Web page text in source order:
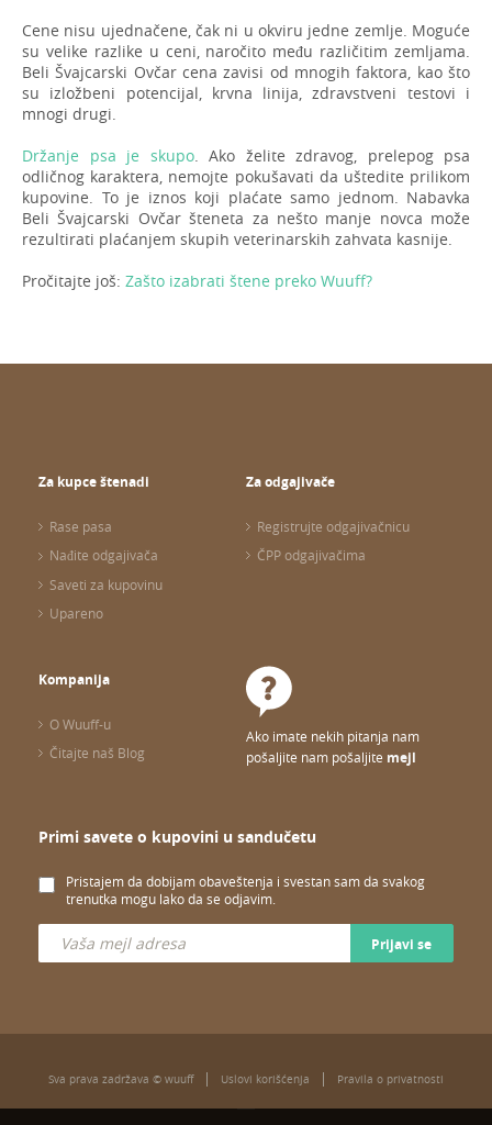
Cene nisu ujednačene, čak ni u okviru jedne zemlje. Moguće
su velike razlike u ceni, naročito među različitim zemljama.
Beli Švajcarski Ovčar cena zavisi od mnogih faktora, kao što
su izložbeni potencijal, krvna linija, zdravstveni testovi i
mnogi drugi.
Držanje psa je skupo. Ako želite zdravog, prelepog psa
odličnog karaktera, nemojte pokušavati da uštedite prilikom
kupovine. To je iznos koji plaćate samo jednom. Nabavka
Beli Švajcarski Ovčar šteneta za nešto manje novca može
rezultirati plaćanjem skupih veterinarskih zahvata kasnije.
Pročitajte još: Zašto izabrati štene preko Wuuff?
Za kupce štenadi
Rase pasa
Nađite odgajivača
Saveti za kupovinu
Upareno
Za odgajivače
Registrujte odgajivačnicu
ČPP odgajivačima
Kompanija
O Wuuff-u
Čitajte naš Blog
Ako imate nekih pitanja nam
pošaljite nam pošaljite mejl
Primi savete o kupovini u sandučetu
Pristajem da dobijam obaveštenja i svestan sam da svakog
trenutka mogu lako da se odjavim.
Prijavi se
Sva prava zadržava © wuuff Uslovi korišćenja Pravila o privatnosti